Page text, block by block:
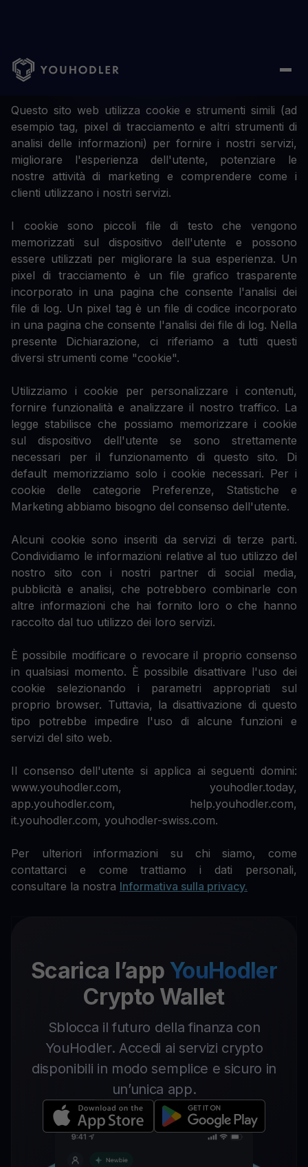
Cookie Policy
Questo sito web utilizza cookie e strumenti simili (ad
esempio tag, pixel di tracciamento e altri strumenti di
analisi delle informazioni) per fornire i nostri servizi,
migliorare l'esperienza dell'utente, potenziare le
nostre attività di marketing e comprendere come i
clienti utilizzano i nostri servizi.
I cookie sono piccoli file di testo che vengono
memorizzati sul dispositivo dell'utente e possono
essere utilizzati per migliorare la sua esperienza. Un
pixel di tracciamento è un file grafico trasparente
incorporato in una pagina che consente l'analisi dei
file di log. Un pixel tag è un file di codice incorporato
in una pagina che consente l'analisi dei file di log. Nella
presente Dichiarazione, ci riferiamo a tutti questi
diversi strumenti come "cookie".
Utilizziamo i cookie per personalizzare i contenuti,
fornire funzionalità e analizzare il nostro traffico. La
legge stabilisce che possiamo memorizzare i cookie
sul dispositivo dell'utente se sono strettamente
necessari per il funzionamento di questo sito. Di
default memorizziamo solo i cookie necessari. Per i
cookie delle categorie Preferenze, Statistiche e
Marketing abbiamo bisogno del consenso dell'utente.
Alcuni cookie sono inseriti da servizi di terze parti.
Condividiamo le informazioni relative al tuo utilizzo del
nostro sito con i nostri partner di social media,
pubblicità e analisi, che potrebbero combinarle con
altre informazioni che hai fornito loro o che hanno
raccolto dal tuo utilizzo dei loro servizi.
È possibile modificare o revocare il proprio consenso
in qualsiasi momento. È possibile disattivare l'uso dei
cookie selezionando i parametri appropriati sul
proprio browser. Tuttavia, la disattivazione di questo
tipo potrebbe impedire l'uso di alcune funzioni e
servizi del sito web.
Il consenso dell'utente si applica ai seguenti domini:
www.youhodler.com, youhodler.today,
app.youhodler.com, help.youhodler.com,
it.youhodler.com, youhodler-swiss.com.
Per ulteriori informazioni su chi siamo, come
contattarci e come trattiamo i dati personali,
consultare la nostra Informativa sulla privacy.
Scarica l’app YouHodler
Crypto Wallet
Sblocca il futuro della finanza con
YouHodler. Accedi ai servizi crypto
disponibili in modo semplice e sicuro in
un’unica app.